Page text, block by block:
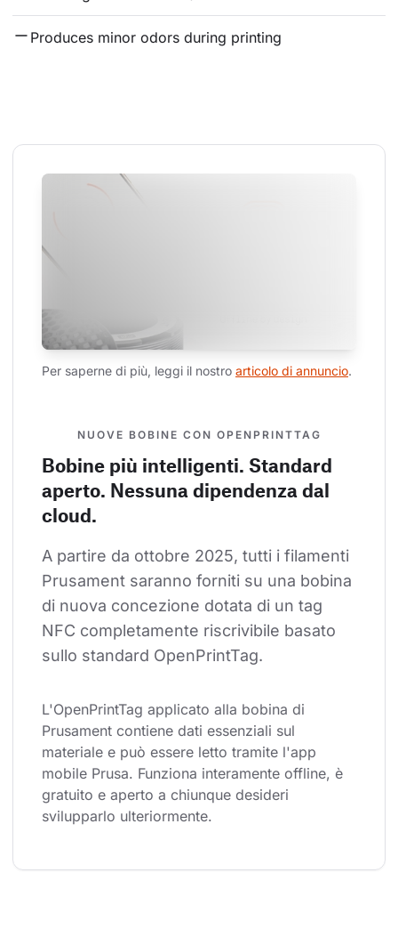
Produces minor odors during printing
Per saperne di più, leggi il nostro articolo di annuncio.
NUOVE BOBINE CON OPENPRINTTAG
Bobine più intelligenti. Standard
aperto. Nessuna dipendenza dal
cloud.
A partire da ottobre 2025, tutti i filamenti
Prusament saranno forniti su una bobina
di nuova concezione dotata di un tag
NFC completamente riscrivibile basato
sullo standard OpenPrintTag.
L'OpenPrintTag applicato alla bobina di
Prusament contiene dati essenziali sul
materiale e può essere letto tramite l'app
mobile Prusa. Funziona interamente offline, è
gratuito e aperto a chiunque desideri
svilupparlo ulteriormente.